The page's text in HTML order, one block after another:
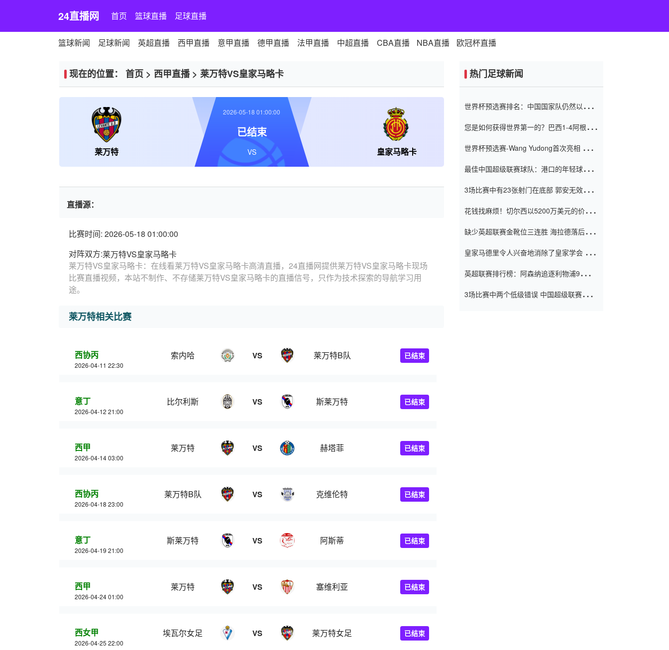
24直播网 首页 篮球直播 足球直播
篮球新闻 足球新闻 英超直播 西甲直播 意甲直播 德甲直播 法甲直播 中超直播 CBA直播 NBA直播 欧冠杯直播
现在的位置： 首页 > 西甲直播> 莱万特VS皇家马略卡
莱万特 皇家马略卡
2026-05-18 01:00:00
已结束
VS
直播源：
比赛时间: 2026-05-18 01:00:00
对阵双方:莱万特VS皇家马略卡
莱万特VS皇家马略卡：在线看莱万特VS皇家马略卡高清直播，24直播网提供莱万特VS皇家马略卡现场
比赛直播视频，本站不制作、不存储莱万特VS皇家马略卡的直播信号，只作为技术探索的导航学习用
途。
莱万特相关比赛
西协丙
2026-04-11 22:30
索内哈 VS 莱万特B队 已结束
意丁
2026-04-12 21:00
比尔利斯 VS 斯莱万特 已结束
西甲
2026-04-14 03:00
莱万特 VS 赫塔菲 已结束
西协丙
2026-04-18 23:00
莱万特B队 VS 克维伦特 已结束
意丁
2026-04-19 21:00
斯莱万特 VS 阿斯蒂 已结束
西甲
2026-04-24 01:00
莱万特 VS 塞维利亚 已结束
西女甲
2026-04-25 22:00
埃瓦尔女足 VS 莱万特女足 已结束
热门足球新闻
世界杯预选赛排名：中国国家队仍然以6分
您是如何获得世界第一的？巴西1-4阿根
世界杯预选赛-Wang Yudong首次亮相 中国
最佳中国超级联赛球队：港口的年轻球员在
（Taishan）
3场比赛中有23张射门在底部 郭安无效传球
花钱找麻烦！切尔西以5200万美元的价格
窗口
缺少英超联赛金靴位三连胜 海拉德落后6球
皇家马德里令人兴奋地消除了皇家学会 安
英超联赛排行榜：阿森纳追逐利物浦9分 曼
3场比赛中两个低级错误 中国超级联赛的前